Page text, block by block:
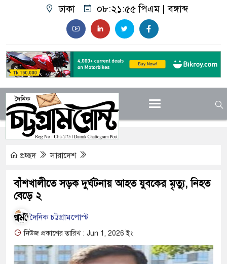
ঢাকা ০৮:২১:৫৬ পিএম |বঙ্গাব্দ
প্রচ্ছদ সারাদেশ
বাঁশখালীতে সড়ক দুর্ঘটনায় আহত যুবকের মৃত্যু, নিহত
বেড়ে ২
দৈনিক চট্টগ্রামপোস্ট
নিউজ প্রকাশের তারিখ : Jun 1, 2026 ইং